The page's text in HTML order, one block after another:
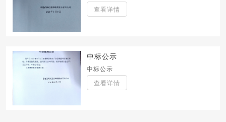
查看详情
中标公示
中标公示
查看详情